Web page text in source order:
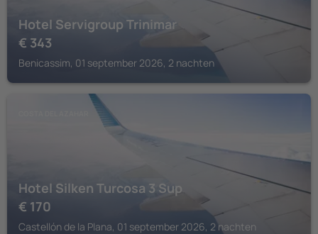
Hotel Servigroup Trinimar
€ 343
Benicassim, 01 september 2026, 2 nachten
Hotel Silken Turcosa 3 Sup
€ 170
Castellón de la Plana, 01 september 2026, 2 nachten